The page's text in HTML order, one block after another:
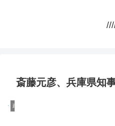
斎藤元彦、兵庫県知
政治